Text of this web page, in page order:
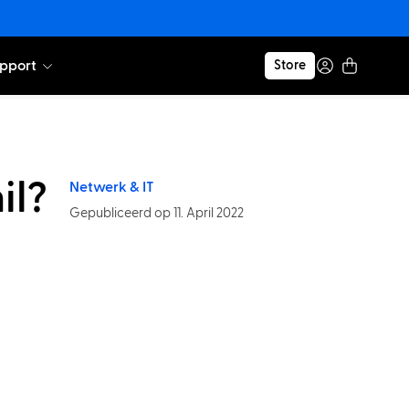
Store
Netwerk & IT
Gepubliceerd op 11. April 2022